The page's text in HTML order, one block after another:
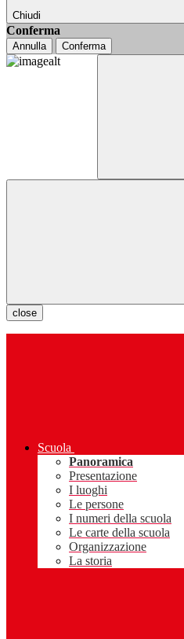
Chiudi
Conferma
Annulla Conferma
close
Scuola
Panoramica
Presentazione
I luoghi
Le persone
I numeri della scuola
Le carte della scuola
Organizzazione
La storia